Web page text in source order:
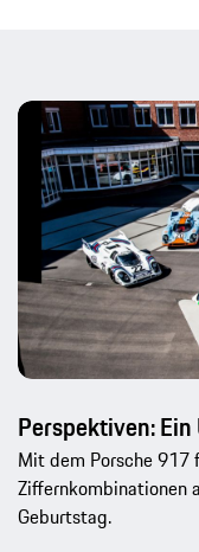
Perspektiven:
Mit dem Porsche
Ziffernkombinationen
Geburtstag.